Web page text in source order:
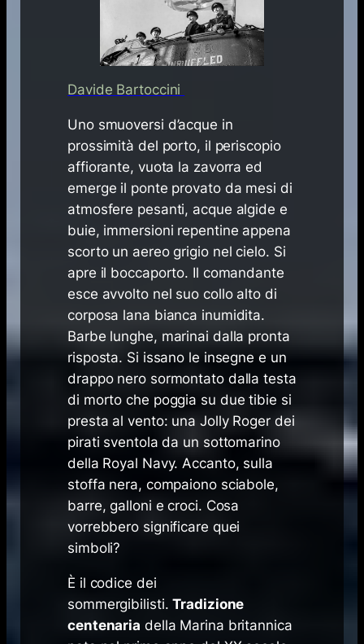
Davide Bartoccini
Uno smuoversi d’acque in
prossimità del porto, il periscopio
affiorante, vuota la zavorra ed
emerge il ponte provato da mesi di
atmosfere pesanti, acque algide e
buie, immersioni repentine appena
scorto un aereo grigio nel cielo. Si
apre il boccaporto. Il comandante
esce avvolto nel suo collo alto di
corposa lana bianca inumidita.
Barbe lunghe, marinai dalla pronta
risposta. Si issano le insegne e un
drappo nero sormontato dalla testa
di morto che poggia su due tibie si
presta al vento: una Jolly Rogerdei
pirati sventola da un sottomarino
della Royal Navy. Accanto, sulla
stoffa nera, compaiono sciabole,
barre, galloni e croci. Cosa
vorrebbero significare quei
simboli?
È il codice dei
sommergibilisti.Tradizione
centenaria della Marina britannica